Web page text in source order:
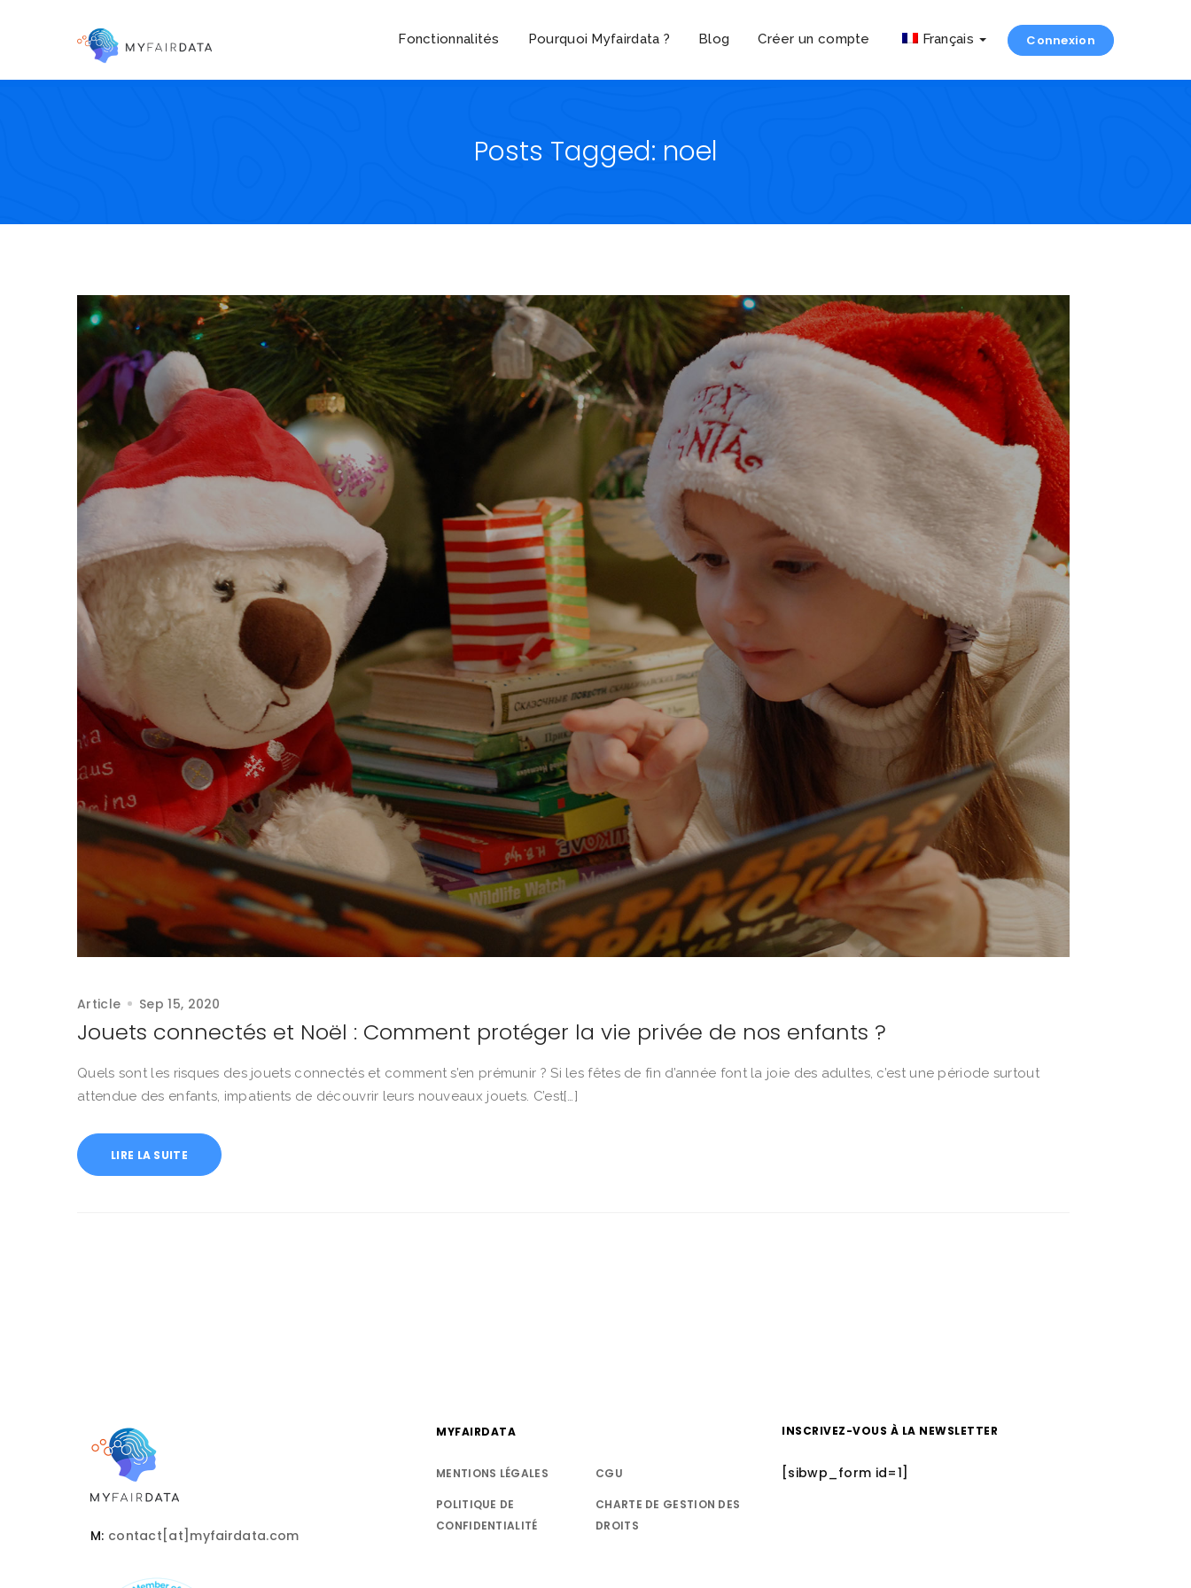
Fonctionnalités Pourquoi Myfairdata ? Blog Créer un compte Français Connexion
Posts Tagged: noel
Article Sep 15, 2020
Jouets connectés et Noël : Comment protéger la vie privée de nos enfants ?
Quels sont les risques des jouets connectés et comment s’en prémunir ? Si les fêtes de fin d’année font la joie des adultes, c’est une période surtout
attendue des enfants, impatients de découvrir leurs nouveaux jouets. C’est[…]
LIRE LA SUITE
M: contact[at]myfairdata.com
MYFAIRDATA
MENTIONS LÉGALES CGU
POLITIQUE DE
CONFIDENTIALITÉ
CHARTE DE GESTION DES
DROITS
INSCRIVEZ-VOUS À LA NEWSLETTER
[sibwp_form id=1]